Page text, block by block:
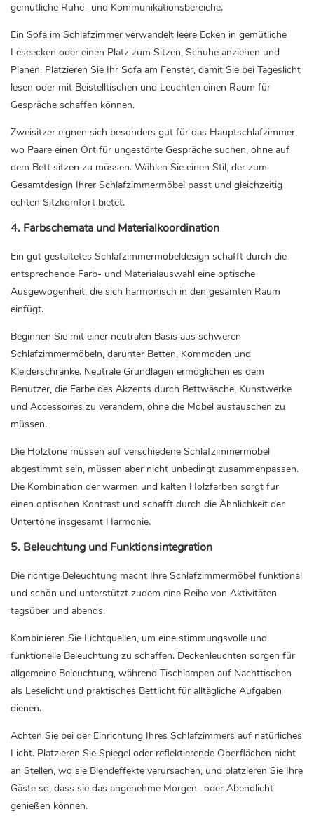
gemütliche Ruhe- und Kommunikationsbereiche.
Ein Sofa im Schlafzimmer verwandelt leere Ecken in gemütliche
Leseecken oder einen Platz zum Sitzen, Schuhe anziehen und
Planen. Platzieren Sie Ihr Sofa am Fenster, damit Sie bei Tageslicht
lesen oder mit Beistelltischen und Leuchten einen Raum für
Gespräche schaffen können.
Zweisitzer eignen sich besonders gut für das Hauptschlafzimmer,
wo Paare einen Ort für ungestörte Gespräche suchen, ohne auf
dem Bett sitzen zu müssen. Wählen Sie einen Stil, der zum
Gesamtdesign Ihrer Schlafzimmermöbel passt und gleichzeitig
echten Sitzkomfort bietet.
4. Farbschemata und Materialkoordination
Ein gut gestaltetes Schlafzimmermöbeldesign schafft durch die
entsprechende Farb- und Materialauswahl eine optische
Ausgewogenheit, die sich harmonisch in den gesamten Raum
einfügt.
Beginnen Sie mit einer neutralen Basis aus schweren
Schlafzimmermöbeln, darunter Betten, Kommoden und
Kleiderschränke. Neutrale Grundlagen ermöglichen es dem
Benutzer, die Farbe des Akzents durch Bettwäsche, Kunstwerke
und Accessoires zu verändern, ohne die Möbel austauschen zu
müssen.
Die Holztöne müssen auf verschiedene Schlafzimmermöbel
abgestimmt sein, müssen aber nicht unbedingt zusammenpassen.
Die Kombination der warmen und kalten Holzfarben sorgt für
einen optischen Kontrast und schafft durch die Ähnlichkeit der
Untertöne insgesamt Harmonie.
5. Beleuchtung und Funktionsintegration
Die richtige Beleuchtung macht Ihre Schlafzimmermöbel funktional
und schön und unterstützt zudem eine Reihe von Aktivitäten
tagsüber und abends.
Kombinieren Sie Lichtquellen, um eine stimmungsvolle und
funktionelle Beleuchtung zu schaffen. Deckenleuchten sorgen für
allgemeine Beleuchtung, während Tischlampen auf Nachttischen
als Leselicht und praktisches Bettlicht für alltägliche Aufgaben
dienen.
Achten Sie bei der Einrichtung Ihres Schlafzimmers auf natürliches
Licht. Platzieren Sie Spiegel oder reflektierende Oberflächen nicht
an Stellen, wo sie Blendeffekte verursachen, und platzieren Sie Ihre
Gäste so, dass sie das angenehme Morgen- oder Abendlicht
genießen können.